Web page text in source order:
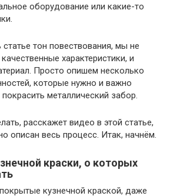
оборудование или какие-то
тон повествования, мы не
характеристики, и
Просто опишем несколько
которые нужно и важно
металлический забор.
расскажет видео в этой статье,
описан весь процесс. Итак, начнём.
краски, о которых